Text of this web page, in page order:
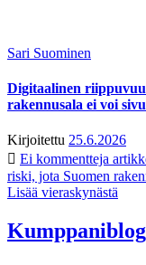
Sari Suominen
Digitaalinen
rakennusala ei voi
Kirjoitettu 25.6.2026
Ei kommentteja
riski, jota Suomen
Lisää vieraskynästä